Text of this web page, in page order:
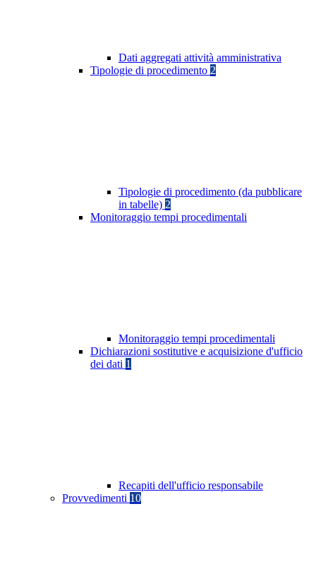
Dati aggregati attività amministrativa
Tipologie di procedimento 2
Tipologie di procedimento (da pubblicare
in tabelle) 2
Monitoraggio tempi procedimentali
Monitoraggio tempi procedimentali
Dichiarazioni sostitutive e acquisizione d'ufficio
dei dati 1
Recapiti dell'ufficio responsabile
Provvedimenti 10